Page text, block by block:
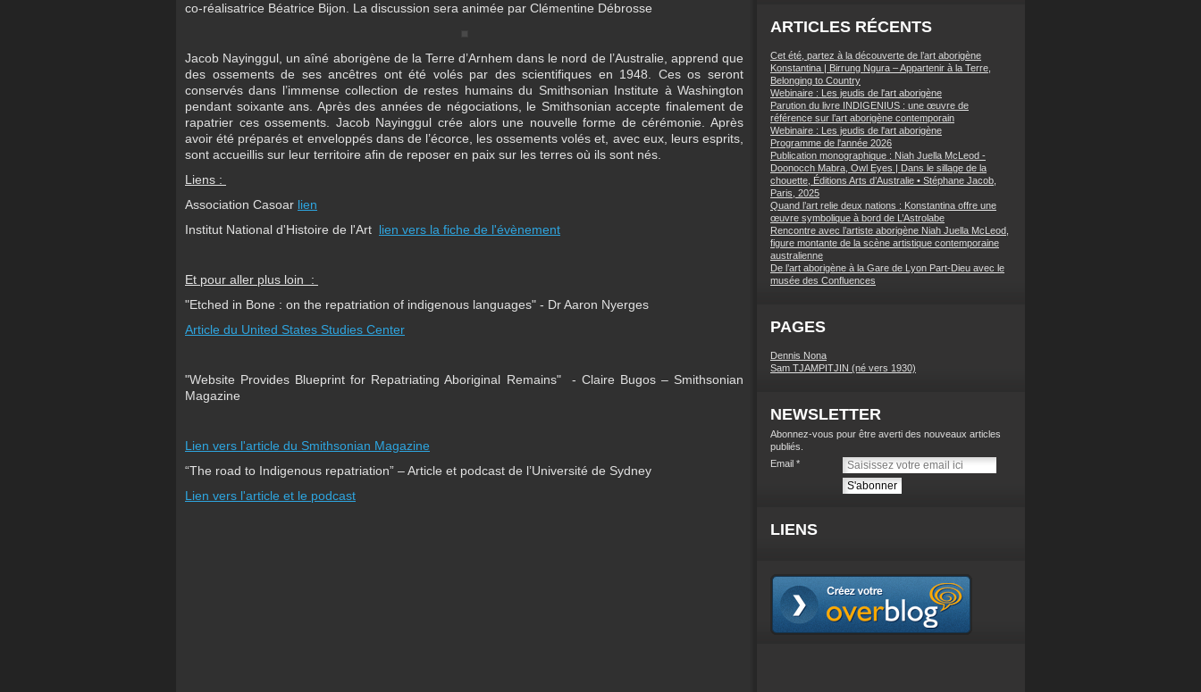
co-réalisatrice Béatrice Bijon. La discussion sera animée par Clémentine Débrosse
Jacob Nayinggul, un aîné aborigène de la Terre d’Arnhem dans le nord de l’Australie, apprend que
des ossements de ses ancêtres ont été volés par des scientifiques en 1948. Ces os seront
conservés dans l’immense collection de restes humains du Smithsonian Institute à Washington
pendant soixante ans. Après des années de négociations, le Smithsonian accepte finalement de
rapatrier ces ossements. Jacob Nayinggul crée alors une nouvelle forme de cérémonie. Après
avoir été préparés et enveloppés dans de l’écorce, les ossements volés et, avec eux, leurs esprits,
sont accueillis sur leur territoire afin de reposer en paix sur les terres où ils sont nés.
Liens :
Association Casoar lien
Institut National d'Histoire de l'Art lien vers la fiche de l'évènement
Et pour aller plus loin :
"Etched in Bone : on the repatriation of indigenous languages" - Dr Aaron Nyerges
Article du United States Studies Center
"Website Provides Blueprint for Repatriating Aboriginal Remains" - Claire Bugos – Smithsonian
Magazine
Lien vers l'article du Smithsonian Magazine
“The road to Indigenous repatriation” – Article et podcast de l’Université de Sydney
Lien vers l'article et le podcast
ARTICLES RÉCENTS
Cet été, partez à la découverte de l’art aborigène
Konstantina | Birrung Ngura – Appartenir à la Terre,
Belonging to Country
Webinaire : Les jeudis de l'art aborigène
Parution du livre INDIGENIUS : une œuvre de
référence sur l’art aborigène contemporain
Webinaire : Les jeudis de l'art aborigène
Programme de l'année 2026
Publication monographique : Niah Juella McLeod -
Doonocch Mabra, Owl Eyes | Dans le sillage de la
chouette, Éditions Arts d’Australie • Stéphane Jacob,
Paris, 2025
Quand l’art relie deux nations : Konstantina offre une
œuvre symbolique à bord de L’Astrolabe
Rencontre avec l’artiste aborigène Niah Juella McLeod,
figure montante de la scène artistique contemporaine
australienne
De l’art aborigène à la Gare de Lyon Part-Dieu avec le
musée des Confluences
PAGES
Dennis Nona
Sam TJAMPITJIN (né vers 1930)
NEWSLETTER
Abonnez-vous pour être averti des nouveaux articles
publiés.
Email
LIENS